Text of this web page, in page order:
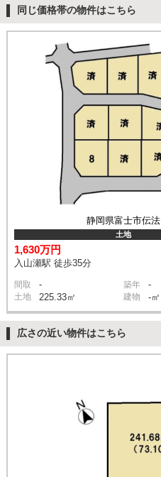
同じ価格帯の物件はこちら
静岡県富士市伝法
土地
1,630万円
入山瀬駅 徒歩35分
間取 - 築年 -
土地 225.33㎡ 建物 -㎡
広さの近い物件はこちら